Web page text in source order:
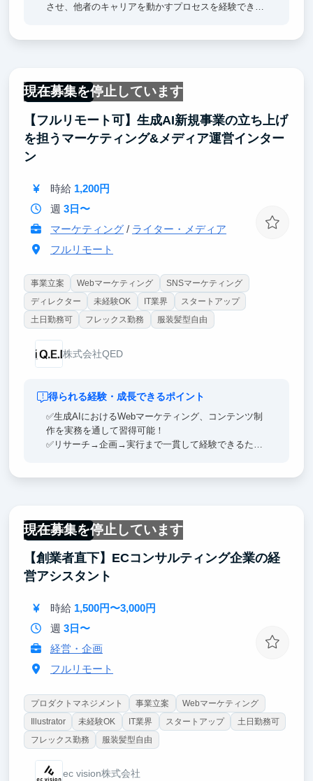
させ、他者のキャリアを動かすプロセスを経験できま
じてコンテンツの改善・企画にも携わっていただきま
す。0→1でコンテンツを作る経験ができます。
◼︎優秀な27卒・28卒とのハイレベルなネットワーク
外資コンサル・外銀・メガベンチャーなどを志す、野
コミュニティに所属できます。
現在募集を停止しています
フルリモート
【フルリモート可】生成AI新規事業の立ち上げ
を担うマーケティング&メディア運営インター
ン
時給 1,200円
週 3日〜
マーケティング/ ライター・メディア
フルリモート
事業立案 Webマーケティング
SNSマーケティング
ディレクター
未経験OK IT業界
スタートアップ
土日勤務可
フレックス勤務 服装髪型自由
株式会社QED
得られる経験・成長できるポイント
✅生成AIにおけるWebマーケティング、コンテンツ制
作を実務を通して習得可能！
✅リサーチ→企画→実行まで一貫して経験できるた
現在募集を停止しています
フルリモート
【創業者直下】ECコンサルティング企業の経
営アシスタント
時給 1,500円〜3,000円
週 3日〜
経営・企画
フルリモート
プロダクトマネジメント 事業立案
Webマーケティング
Illustrator
未経験OK IT業界 スタートアップ
土日勤務可
フレックス勤務
服装髪型自由
ec vision株式会社